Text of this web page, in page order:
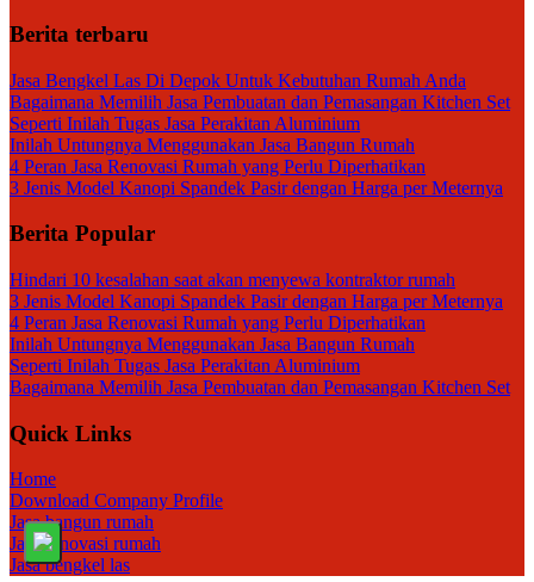
Berita terbaru
Jasa Bengkel Las Di Depok Untuk Kebutuhan Rumah Anda
Bagaimana Memilih Jasa Pembuatan dan Pemasangan Kitchen Set
Seperti Inilah Tugas Jasa Perakitan Aluminium
Inilah Untungnya Menggunakan Jasa Bangun Rumah
4 Peran Jasa Renovasi Rumah yang Perlu Diperhatikan
3 Jenis Model Kanopi Spandek Pasir dengan Harga per Meternya
Berita Popular
Hindari 10 kesalahan saat akan menyewa kontraktor rumah
3 Jenis Model Kanopi Spandek Pasir dengan Harga per Meternya
4 Peran Jasa Renovasi Rumah yang Perlu Diperhatikan
Inilah Untungnya Menggunakan Jasa Bangun Rumah
Seperti Inilah Tugas Jasa Perakitan Aluminium
Bagaimana Memilih Jasa Pembuatan dan Pemasangan Kitchen Set
Quick Links
Home
Download Company Profile
Jasa bangun rumah
Jasa renovasi rumah
Jasa bengkel las